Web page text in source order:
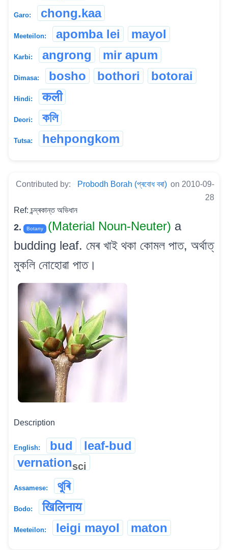
Garo: chong.kaa
Meeteilon: apomba lei mayol
Karbi: angrong mir apum
Dimasa: bosho bothori botorai
Hindi: कली
Deori: কলি
Tutsa: hehpongkom
Contributed by: Probodh Borah (প্ৰবোধ বৰা) on 2010-09-
28
Ref: চন্দ্ৰকান্ত অভিধান
2. Botany (Material Noun-Neuter) a
budding leaf. মেৰ খাই থকা কোমল পাত, অৰ্থাত্
মুকলি নোহোৱা পাত।
Description
English: bud
leaf-bud
vernationsci
Assamese: থুৰি
Bodo: खिलिनाय
Meeteilon: leigi mayol maton